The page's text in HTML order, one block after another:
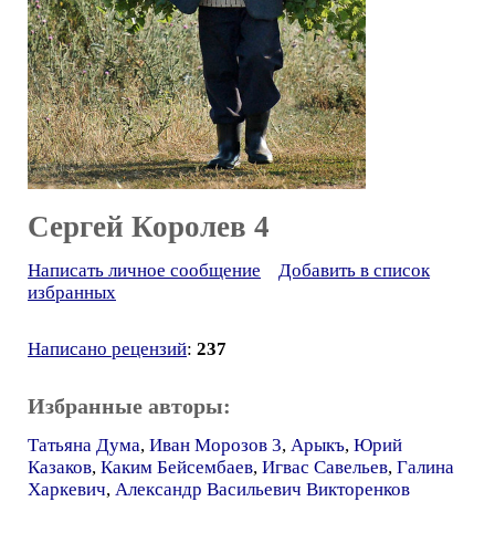
Сергей Королев 4
Написать личное сообщение
Добавить в список
избранных
Написано рецензий: 237
Избранные авторы:
Татьяна Дума, Иван Морозов 3, Арыкъ, Юрий
Казаков, Каким Бейсембаев, Игвас Савельев, Галина
Харкевич, Александр Васильевич Викторенков